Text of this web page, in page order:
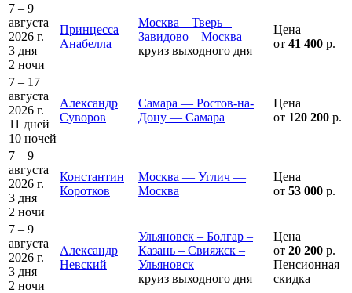
7 – 9
августа
2026 г.
3 дня
2 ночи
Принцесса
Анабелла
Москва – Тверь –
Завидово – Москва
круиз выходного дня
Цена
от 41 400 р.
7 – 17
августа
2026 г.
11 дней
10 ночей
Александр
Суворов
Самара — Ростов-на-
Дону — Самара
Цена
от 120 200 р.
7 – 9
августа
2026 г.
3 дня
2 ночи
Константин
Коротков
Москва — Углич —
Москва
Цена
от 53 000 р.
7 – 9
августа
2026 г.
3 дня
2 ночи
Александр
Невский
Ульяновск – Болгар –
Казань – Свияжск –
Ульяновск
круиз выходного дня
Цена
от 20 200 р.
Пенсионная
скидка